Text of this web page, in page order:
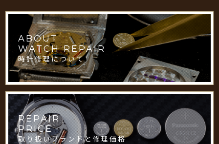
ABOUT
WATCH REPAIR
時計修理について
REPAIR
PRICE
取り扱いブランドと修理価格